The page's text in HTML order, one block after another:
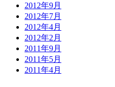
2012年9月
2012年7月
2012年4月
2012年2月
2011年9月
2011年5月
2011年4月